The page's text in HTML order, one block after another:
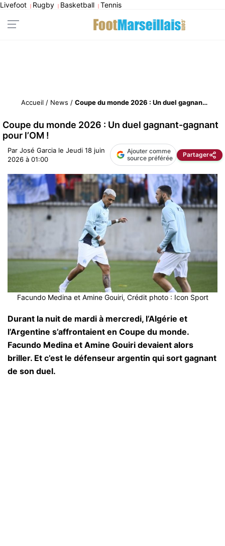
Livefoot | Rugby | Basketball | Tennis
Accueil / News / Coupe du monde 2026 : Un duel gagnant-gagnant pour l’OM !
Coupe du monde 2026 : Un duel gagnant-gagnant
pour l’OM !
Par José Garcia le Jeudi 18 juin
2026 à 01:00
Ajouter comme
source préférée
Partager
Facundo Medina et Amine Gouiri, Crédit photo : Icon Sport
Durant la nuit de mardi à mercredi, l’Algérie et
l’Argentine s’affrontaient en Coupe du monde.
Facundo Medina et Amine Gouiri devaient alors
briller. Et c’est le défenseur argentin qui sort gagnant
de son duel.